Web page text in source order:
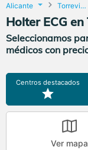
Alicante Torrevieja
Holter ECG
Seleccionamos
médicos con
Centros destacados
Ver mapa